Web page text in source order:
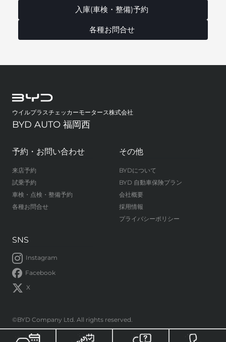
入庫(車検・整備)予約
各種お問合せ
ウイルプラスチェッカーモータース株式会社
BYD AUTO 福岡西
予約・お問い合わせ
来店予約
試乗予約
車検・点検・整備予約
各種お問合せ
その他
BYDについて
BYD 自動車保険プラン
会社概要
採用情報
プライバシーポリシー
SNS
Instagram
Facebook
X
©BYD Company Ltd. All rights reserved.